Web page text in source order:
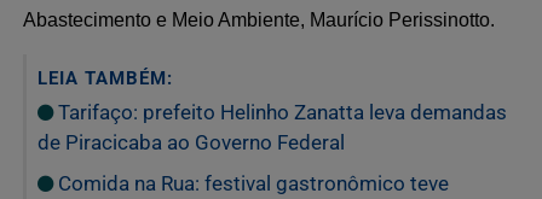
Abastecimento e Meio Ambiente, Maurício Perissinotto.
LEIA TAMBÉM:
Tarifaço: prefeito Helinho Zanatta leva demandas
de Piracicaba ao Governo Federal
Comida na Rua: festival gastronômico teve